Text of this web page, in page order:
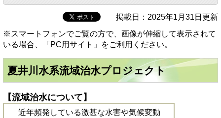
掲載日：2025年1月31日更新
※スマートフォンでご覧の方で、画像が伸縮して表示されて
いる場合、「PC用サイト」をご利用ください。
夏井川水系流域治水プロジェクト
【流域治水について】
近年頻発している激甚な水害や気候変動